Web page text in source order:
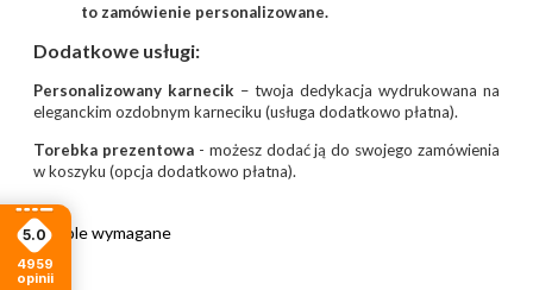
to zamówienie personalizowane.
Dodatkowe usługi:
Personalizowany karnecik – twoja dedykacja wydrukowana na
eleganckim ozdobnym karneciku (usługa dodatkowo płatna).
Torebka prezentowa- możesz dodać ją do swojego zamówienia
w koszyku (opcja dodatkowo płatna).
*- Pole wymagane
5.0
4959
opinii